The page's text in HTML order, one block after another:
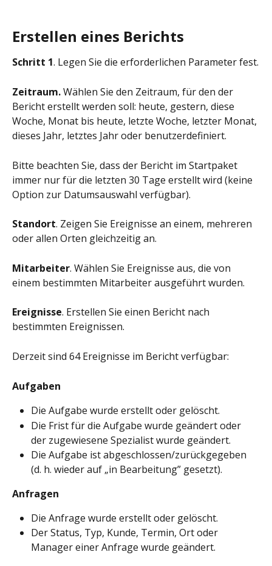
Erstellen eines Berichts
Schritt 1. Legen Sie die erforderlichen Parameter fest.
Zeitraum. Wählen Sie den Zeitraum, für den der
Bericht erstellt werden soll: heute, gestern, diese
Woche, Monat bis heute, letzte Woche, letzter Monat,
dieses Jahr, letztes Jahr oder benutzerdefiniert.
Bitte beachten Sie, dass der Bericht im Startpaket
immer nur für die letzten 30 Tage erstellt wird (keine
Option zur Datumsauswahl verfügbar).
Standort. Zeigen Sie Ereignisse an einem, mehreren
oder allen Orten gleichzeitig an.
Mitarbeiter. Wählen Sie Ereignisse aus, die von
einem bestimmten Mitarbeiter ausgeführt wurden.
Ereignisse. Erstellen Sie einen Bericht nach
bestimmten Ereignissen.
Derzeit sind 64 Ereignisse im Bericht verfügbar:
Aufgaben
Die Aufgabe wurde erstellt oder gelöscht.
Die Frist für die Aufgabe wurde geändert oder
der zugewiesene Spezialist wurde geändert.
Die Aufgabe ist abgeschlossen/zurückgegeben
(d. h. wieder auf „in Bearbeitung” gesetzt).
Anfragen
Die Anfrage wurde erstellt oder gelöscht.
Der Status, Typ, Kunde, Termin, Ort oder
Manager einer Anfrage wurde geändert.